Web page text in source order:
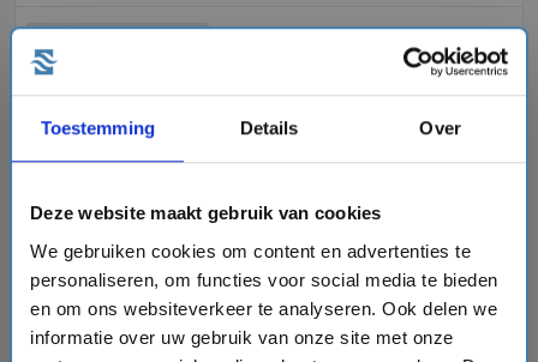
Toestemming Details Over
Deze website maakt gebruik van cookies
We gebruiken cookies om content en advertenties te
personaliseren, om functies voor social media te bieden
en om ons websiteverkeer te analyseren. Ook delen we
informatie over uw gebruik van onze site met onze
#Cruises vanuit Nederland